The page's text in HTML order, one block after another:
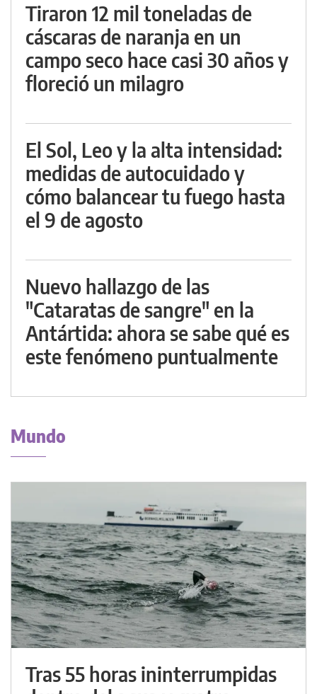
Tiraron 12 mil toneladas de
cáscaras de naranja en un
campo seco hace casi 30 años y
floreció un milagro
El Sol, Leo y la alta intensidad:
medidas de autocuidado y
cómo balancear tu fuego hasta
el 9 de agosto
Nuevo hallazgo de las
"Cataratas de sangre" en la
Antártida: ahora se sabe qué es
este fenómeno puntualmente
Mundo
Tras 55 horas ininterrumpidas